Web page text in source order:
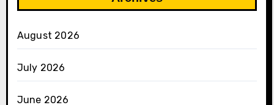
August 2026
July 2026
June 2026